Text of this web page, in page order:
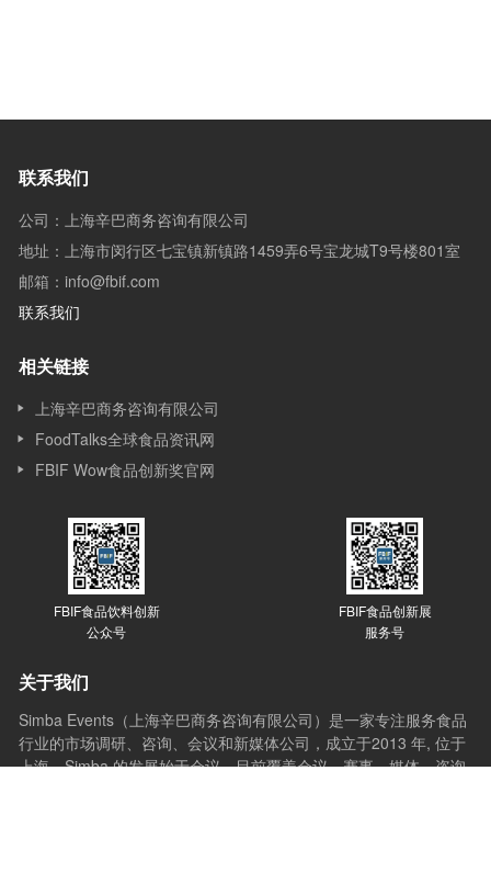
联系我们
公司：上海辛巴商务咨询有限公司
地址：上海市闵行区七宝镇新镇路1459弄6号宝龙城T9号楼801室
邮箱：info@fbif.com
联系我们
相关链接
上海辛巴商务咨询有限公司
FoodTalks全球食品资讯网
FBIF Wow食品创新奖官网
FBIF食品饮料创新
公众号
FBIF食品创新展
服务号
关于我们
Simba Events（上海辛巴商务咨询有限公司）是一家专注服务食品
行业的市场调研、咨询、会议和新媒体公司，成立于2013 年, 位于
上海，Simba 的发展始于会议，目前覆盖会议、赛事、媒体、咨询